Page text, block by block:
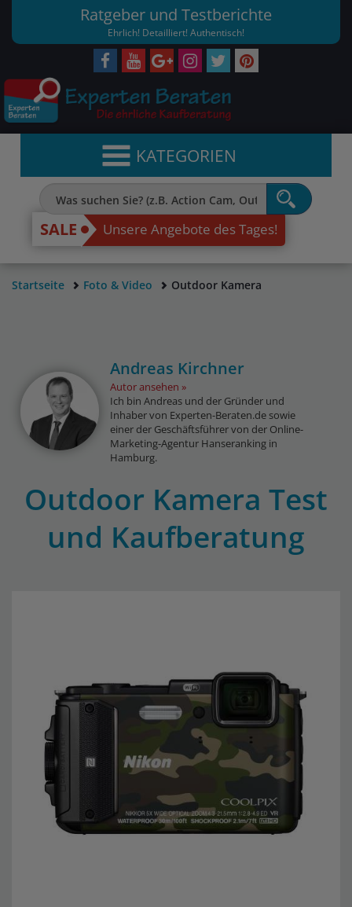
Ratgeber und Testberichte
Ehrlich! Detailliert! Authentisch!
KATEGORIEN
SALE Unsere Angebote des Tages!
Startseite Foto & Video Outdoor Kamera
Andreas Kirchner
Autor ansehen
Ich bin Andreas und der Gründer und
Inhaber von Experten-Beraten.de sowie
einer der Geschäftsführer von der Online-
Marketing-Agentur Hanseranking in
Hamburg.
Outdoor Kamera Test
und Kaufberatung